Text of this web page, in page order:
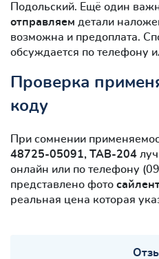
Подольский. Ещё один
отправляем детали
возможна и предоплата.
обсуждается по телефону
Проверка
коду
При сомнении
48725-05091, TAB-204
онлайн или по телефону
представлено фото
реальная цена которая